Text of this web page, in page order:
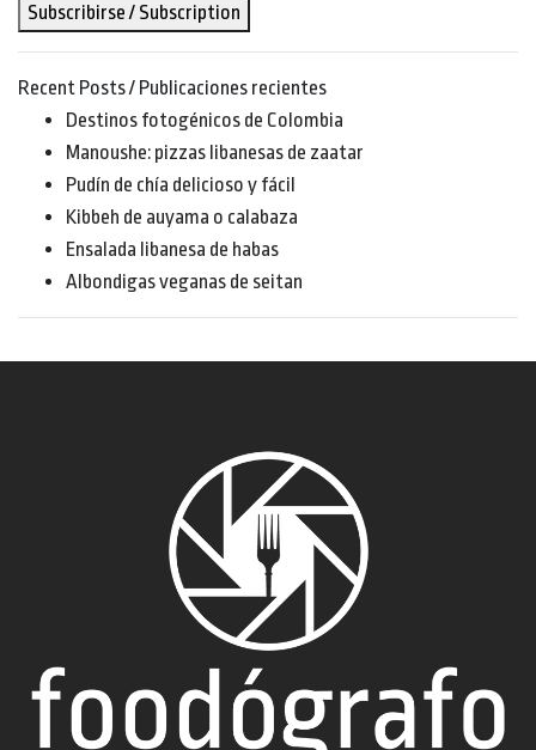
email
Subscribirse / Subscription
Recent Posts / Publicaciones recientes
Destinos fotogénicos de Colombia
Manoushe: pizzas libanesas de zaatar
Pudín de chía delicioso y fácil
Kibbeh de auyama o calabaza
Ensalada libanesa de habas
Albondigas veganas de seitan